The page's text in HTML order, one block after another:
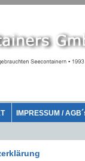
IMPRESSUM /